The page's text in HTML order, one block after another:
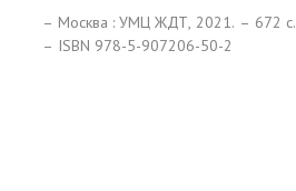
– Москва : УМЦ ЖДТ, 2021. – 672 c.
– ISBN 978-5-907206-50-2